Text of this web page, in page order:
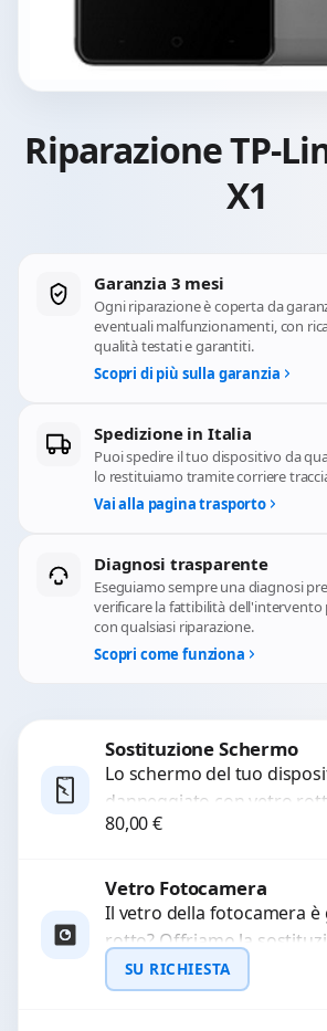
Riparazione TP-
X1
Garanzia 3 mesi
Ogni riparazione è coperta da
eventuali malfunzionamenti, con
qualità testati e garantiti.
Scopri di più sulla garanzia
Spedizione in Italia
Puoi spedire il tuo dispositivo da
lo restituiamo tramite corriere
Vai alla pagina trasporto
Diagnosi trasparente
Eseguiamo sempre una diagnosi
verificare la fattibilità dell'intervento
con qualsiasi riparazione.
Scopri come funziona
Sostituzione Schermo
Lo schermo del tuo
danneggiato con vetro
macchie, schermo nero o
80,00€
Procedi
Vetro Fotocamera
Il vetro della fotocamera
rotto? Offriamo la
ricambi di alta qualità
mesi....
SU RICHIESTA